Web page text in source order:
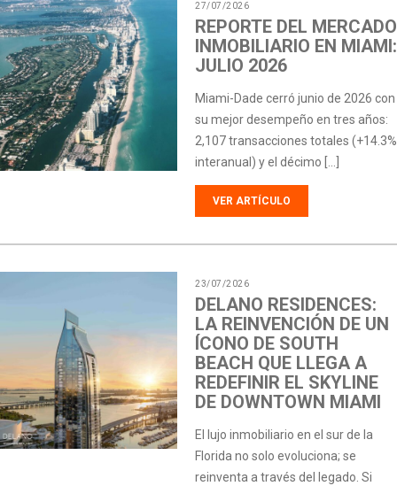
27/07/2026
REPORTE DEL MERCADO
INMOBILIARIO EN MIAMI:
JULIO 2026
Miami-Dade cerró junio de 2026 con
su mejor desempeño en tres años:
2,107 transacciones totales (+14.3%
interanual) y el décimo […]
VER ARTÍCULO
23/07/2026
DELANO RESIDENCES:
LA REINVENCIÓN DE UN
ÍCONO DE SOUTH
BEACH QUE LLEGA A
REDEFINIR EL SKYLINE
DE DOWNTOWN MIAMI
El lujo inmobiliario en el sur de la
Florida no solo evoluciona; se
reinventa a través del legado. Si